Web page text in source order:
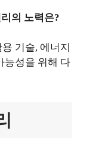
의 노력은?
기술, 에너지
능성을 위해 다